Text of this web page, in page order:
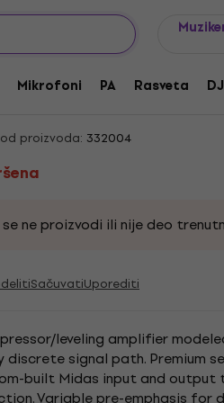
Mikrofoni PA Rasveta DJ
2A Динамички ефекат
proizvoda: 332004
ne proizvodi ili nije deo
SačuvatiUporediti
leveling amplifier
discrete signal path. Premium
built Midas input and output
Variable pre-emphasis for